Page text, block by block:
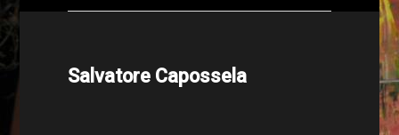
Salvatore Capossela